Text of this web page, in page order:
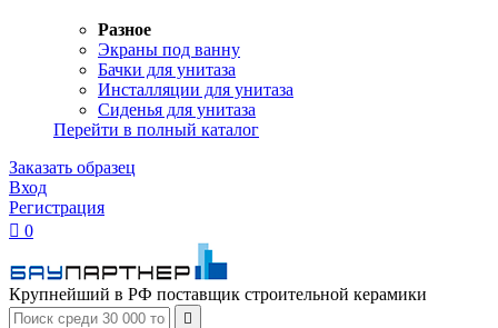
Разное
Экраны под ванну
Бачки для унитаза
Инсталляции для унитаза
Сиденья для унитаза
Перейти в полный каталог
Заказать образец
Вход
Регистрация
 0
Крупнейший в РФ поставщик строительной керамики
